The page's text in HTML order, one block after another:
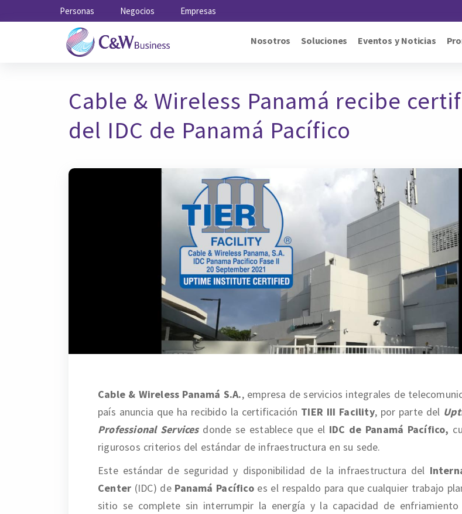
Personas Negocios Empresas
Nosotros Soluciones Eventos y Noticias
Cable & Wireless Panamá recibe
del IDC de Panamá Pacífico
Cable & Wireless Panamá S.A., empresa de servicios integrales de
país anuncia que ha recibido la certificación TIER III Facility, por parte del
Professional Servicesdonde se establece que el IDC de Panamá Pacífico,
rigurosos criterios del estándar de infraestructura en su sede.
Este estándar de seguridad y disponibilidad de la infraestructura del
Center (IDC) de Panamá Pacífico es el respaldo para que cualquier trabajo
sitio se complete sin interrumpir la energía y la capacidad de